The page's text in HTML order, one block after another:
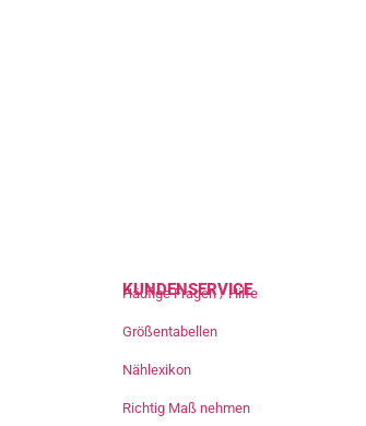
KUNDENSERVICE
Häufige Fragen / Hilfe
Größentabellen
Nählexikon
Richtig Maß nehmen